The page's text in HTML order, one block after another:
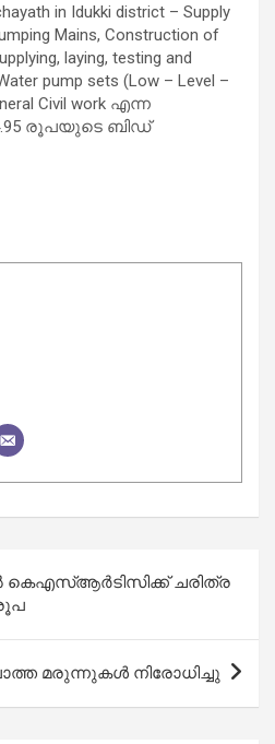
in Idukki district – Supply
Mains, Construction of
laying, testing and
pump sets (Low – Level –
Civil work എന്ന
രൂപയുടെ ബിഡ്
കെഎസ്ആർടിസിക്ക് ചരിത്ര
രൂപ
മരുന്നുകൾ നിരോധിച്ചു